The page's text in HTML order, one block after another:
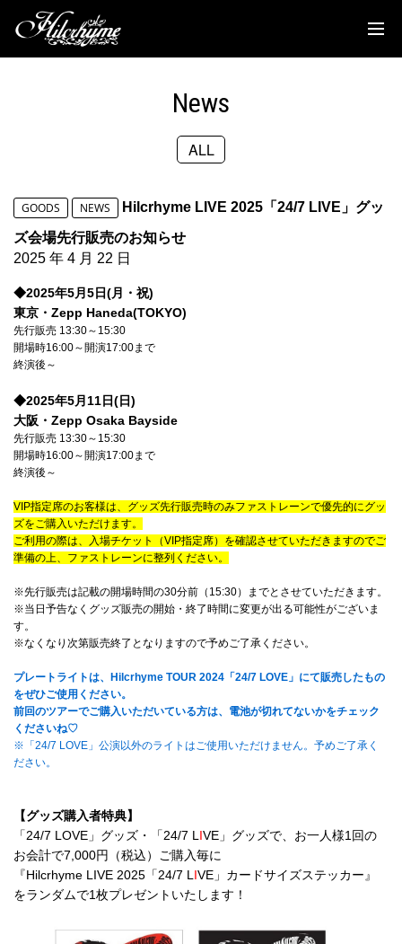
Discography
Biography
Sign In
News
ALL
GOODS NEWS
Hilcrhyme LIVE 2025「24/7 LIVE」グッ
ズ会場先行販売のお知らせ
2025 年 4 月 22 日
◆2025年5月5日(月・祝)
東京・Zepp Haneda(TOKYO)
先行販売 13:30～15:30
開場時16:00～開演17:00まで
終演後～
◆2025年5月11日(日)
大阪・Zepp Osaka Bayside
先行販売 13:30～15:30
開場時16:00～開演17:00まで
終演後～
VIP指定席のお客様は、グッズ先行販売時のみファストレーンで優先的にグッ
ズをご購入いただけます。
ご利用の際は、入場チケット（VIP指定席）を確認させていただきますのでご
準備の上、ファストレーンに整列ください。
※先行販売は記載の開場時間の30分前（15:30）までとさせていただきます。
※当日予告なくグッズ販売の開始・終了時間に変更が出る可能性がございま
す。
※なくなり次第販売終了となりますので予めご了承ください。
プレートライトは、Hilcrhyme TOUR 2024「24/7 LOVE」にて販売したもの
をぜひご使用ください。
前回のツアーでご購入いただいている方は、電池が切れてないかをチェック
くださいね♡
※「24/7 LOVE」公演以外のライトはご使用いただけません。予めご了承く
ださい。
【グッズ購入者特典】
「24/7 LOVE」グッズ・「24/7 L IVE」グッズで、お一人様1回の
お会計で7,000円（税込）ご購入毎に
『Hilcrhyme LIVE 2025「24/7 L IVE」カードサイズステッカー』
をランダムで1枚プレゼントいたします！